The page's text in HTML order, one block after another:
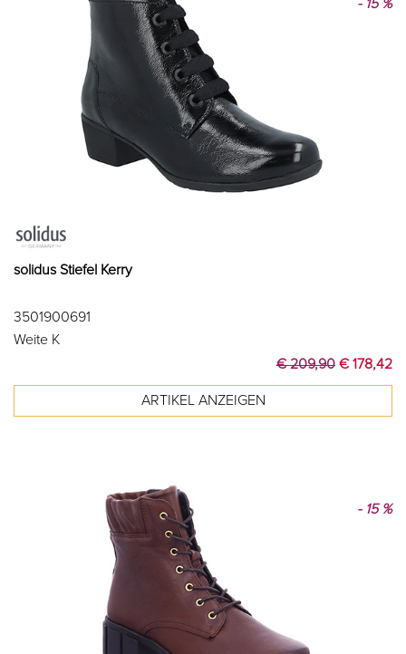
solidus Stiefel Kerry
3501900691
Weite K
€ 209,90 € 178,42
- 15 %
- 15 %